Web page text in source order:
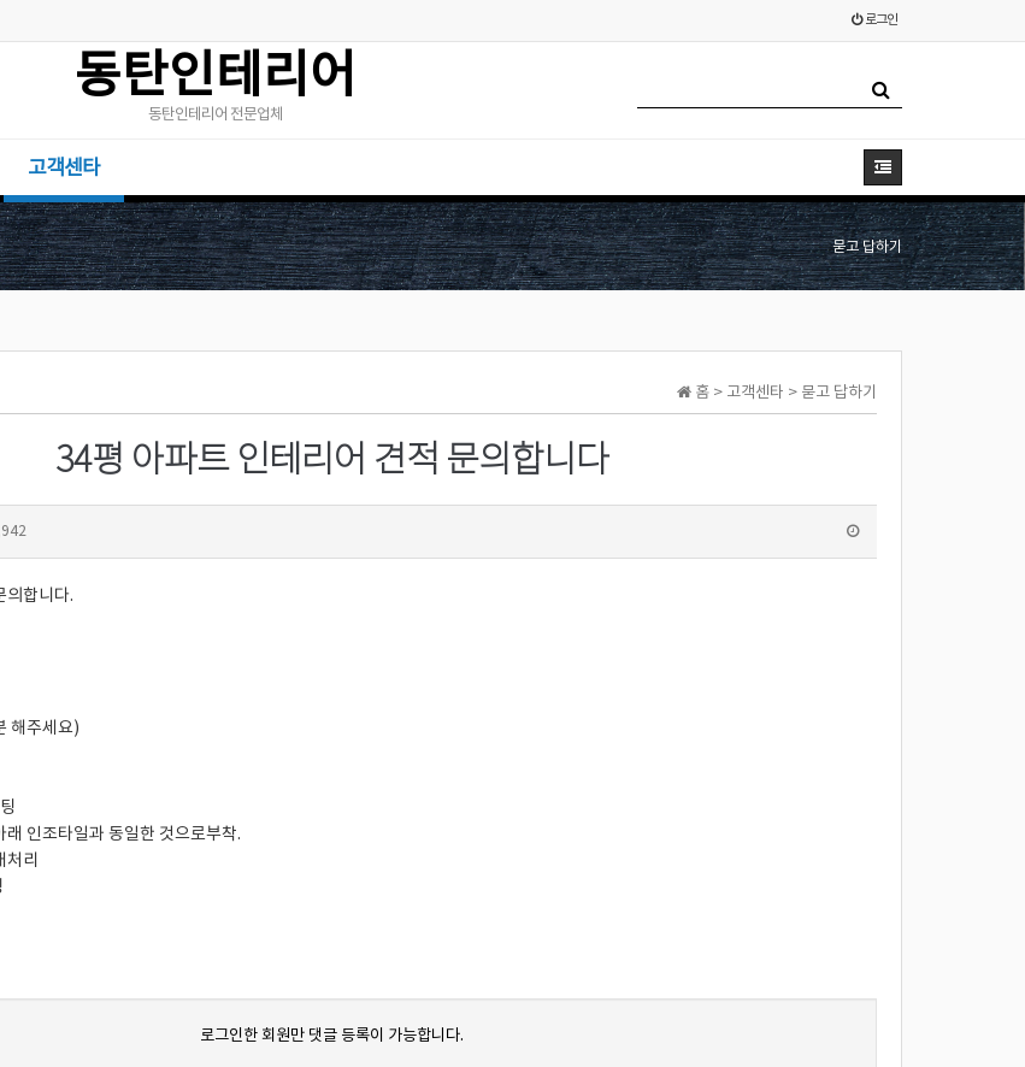
로그인
동탄인테리어
동탄인테리어 전문업체
고객센타
묻고 답하기
홈 > 고객센타 > 묻고 답하기
34평 아파트 인테리어 견적 문의합니다
의합니다.
해주세요)
인조타일과 동일한 것으로부착.
처리
로그인한 회원만 댓글 등록이 가능합니다.